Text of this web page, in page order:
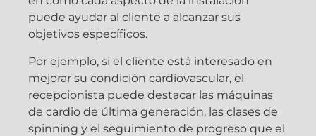
puede ayudar al cliente a alcanzar sus
objetivos específicos.
Por ejemplo, si el cliente está interesado en
mejorar su condición cardiovascular, el
recepcionista puede destacar las máquinas
de cardio de última generación, las clases de
spinning y el seguimiento de progreso que el